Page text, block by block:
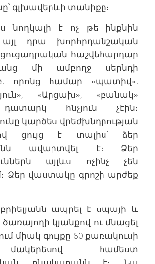
գլխավերևի տանիքը։
նողկալի է ոչ թե ինքնին
այլ դրա խորհրդանշական
ցուցադրական հաշվեհարդար
մի ամբողջ սերնդի
որոնց համար «պատիվ»,
«Արցախ», «բանակ»
հնչյուն չէին։
կարծես վրեժխնդրության
ցույց է տալիս՝ ձեր
ավարտվել է։ Ձեր
այլևս ոչինչ չեն
Ձեր վաստակը գրոշի արժեք
ապրել է սպայի և
կյանքով ու մնացել
միակ գույքը 60 քառակուսի
համեստ